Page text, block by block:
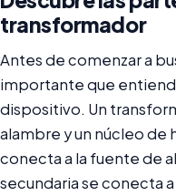
transformador
Antes de comenzar a
importante que
dispositivo. Un
alambre y un núcleo de
conecta a la fuente de
secundaria se conecta